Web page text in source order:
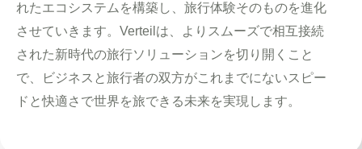
れたエコシステムを構築し、旅行体験そのものを進化
させていきます。Verteilは、よりスムーズで相互接続
された新時代の旅行ソリューションを切り開くこと
で、ビジネスと旅行者の双方がこれまでにないスピー
ドと快適さで世界を旅できる未来を実現します。